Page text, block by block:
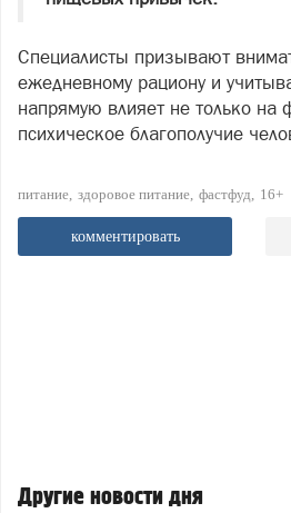
Специалисты призывают
ежедневному рациону и
напрямую влияет не только на
психическое благополучие
питание здоровое питание фастфуд 16+
комментировать
Другие новости дня